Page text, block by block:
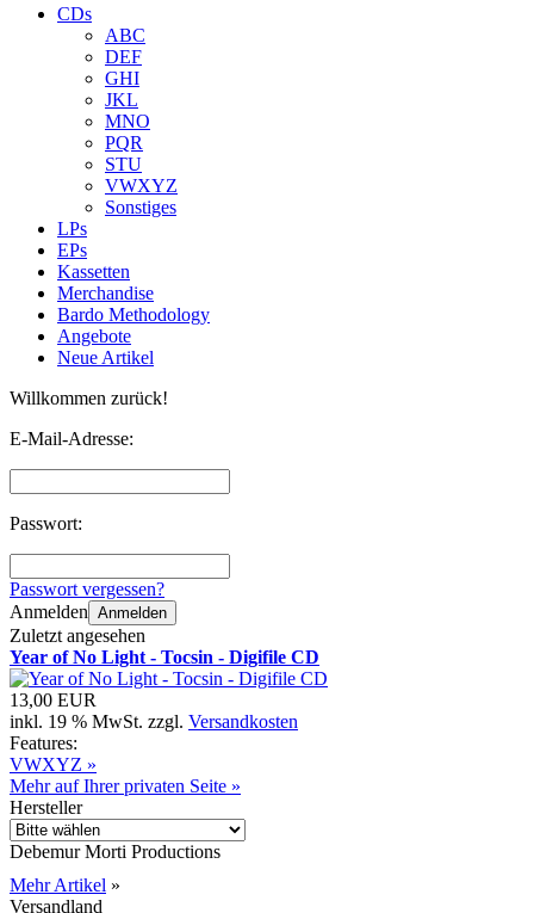
CDs
ABC
DEF
GHI
JKL
MNO
PQR
STU
VWXYZ
Sonstiges
LPs
EPs
Kassetten
Merchandise
Bardo Methodology
Angebote
Neue Artikel
Willkommen zurück!
E-Mail-Adresse:
Passwort:
Passwort vergessen?
Anmelden Anmelden
Zuletzt angesehen
Year of No Light - Tocsin - Digifile CD
13,00 EUR
inkl. 19 % MwSt. zzgl. Versandkosten
Features:
VWXYZ »
Mehr auf Ihrer privaten Seite »
Hersteller
Debemur Morti Productions
Mehr Artikel »
Versandland